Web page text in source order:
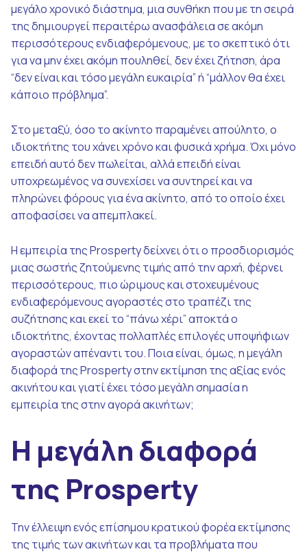
μεγάλο χρονικό διάστημα, μια συνθήκη που με τη σειρά
της δημιουργεί περαιτέρω ανασφάλεια σε ακόμη
περισσότερους ενδιαφερόμενους, με το σκεπτικό ότι
για να μην έχει ακόμη πουληθεί, δεν έχει ζήτηση, άρα
“δεν είναι και τόσο μεγάλη ευκαιρία” ή “μάλλον θα έχει
κάποιο πρόβλημα”.
Στο μεταξύ, όσο το ακίνητο παραμένει απούλητο, ο
ιδιοκτήτης του χάνει χρόνο και φυσικά χρήμα. Όχι μόνο
επειδή αυτό δεν πωλείται, αλλά επειδή είναι
υποχρεωμένος να συνεχίσει να συντηρεί και να
πληρώνει φόρους για ένα ακίνητο, από το οποίο έχει
αποφασίσει να απεμπλακεί.
Η εμπειρία της Prosperty δείχνει ότι ο προσδιορισμός
μιας σωστής ζητούμενης τιμής από την αρχή, φέρνει
περισσότερους, πιο ώριμους και στοχευμένους
ενδιαφερόμενους αγοραστές στο τραπέζι της
συζήτησης και εκεί το “πάνω χέρι” αποκτά ο
ιδιοκτήτης, έχοντας πολλαπλές επιλογές υποψήφιων
αγοραστών απέναντι του. Ποια είναι, όμως, η μεγάλη
διαφορά της Prosperty στην εκτίμηση της αξίας ενός
ακινήτου και γιατί έχει τόσο μεγάλη σημασία η
εμπειρία της στην αγορά ακινήτων;
Η μεγάλη διαφορά
της Prosperty
Την έλλειψη ενός επίσημου κρατικού φορέα εκτίμησης
της τιμής των ακινήτων και τα προβλήματα που